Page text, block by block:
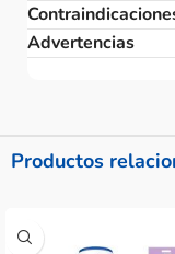
Advertencias
Productos